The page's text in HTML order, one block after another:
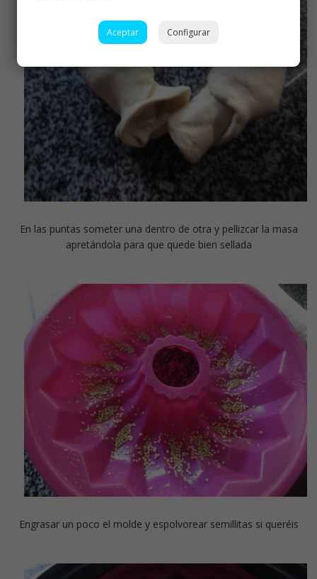
En las puntas someter una dentro de otra y pellizcar la masa
apretándola para que quede bien sellada
Engrasar un poco el molde y espolvorear semillitas si queréis
Aceptar Configurar